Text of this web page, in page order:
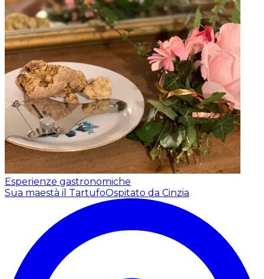
Esperienze gastronomiche
Sua maestà il TartufoOspitato da Cinzia